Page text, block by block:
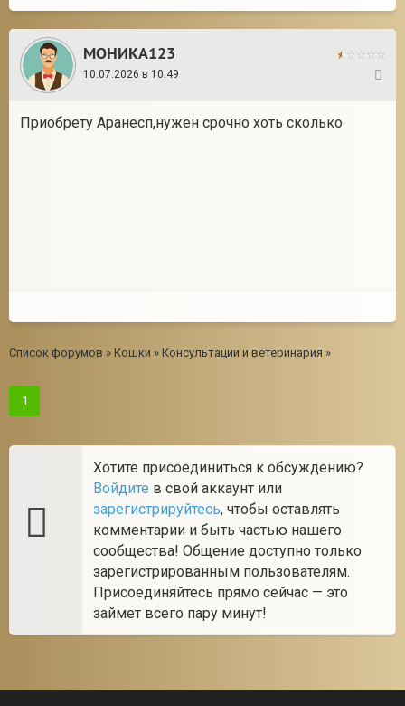
МОНИКА123
10.07.2026 в 10:49
Приобрету Аранесп,нужен срочно хоть сколько
Список форумов » Кошки » Консультации и ветеринария »
1
Хотите присоединиться к обсуждению?
Войдите в свой аккаунт или
зарегистрируйтесь, чтобы оставлять
комментарии и быть частью нашего
сообщества! Общение доступно только
зарегистрированным пользователям.
Присоединяйтесь прямо сейчас — это
займет всего пару минут!